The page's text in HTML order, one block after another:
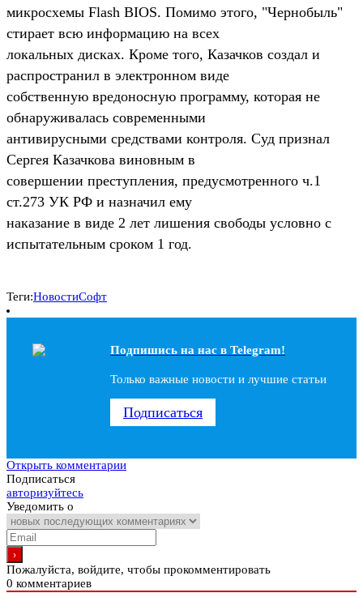
микросхемы Flash BIOS. Помимо этого, "Чернобыль"
стирает всю информацию на всех
локальных дисках. Кроме того, Казачков создал и
распространил в электронном виде
собственную вредоносную программу, которая не
обнаруживалась современными
антивирусными средствами контроля. Суд признал
Сергея Казачкова виновным в
совершении преступления, предусмотренного ч.1
ст.273 УК РФ и назначил ему
наказание в виде 2 лет лишения свободы условно с
испытательным сроком 1 год.
Теги:НовостиСофт
Подпишись на наc в Telegram!
Только важные новости и лучшие статьи
Подписаться
Открыть комментарии
Подписаться
авторизуйтесь
Уведомить о
Пожалуйста, войдите, чтобы прокомментировать
0 комментариев